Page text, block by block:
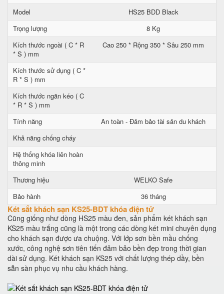
Model
HS25 BDD Black
Trọng lượng
8 Kg
Kích thước ngoài ( C * R
* S ) mm
Cao 250 * Rộng 350 * Sâu 250 mm
Kích thước sử dụng ( C *
R * S ) mm
Kích thước ngăn kéo ( C
* R * S ) mm
Tính năng
An toàn - Đảm bảo tài sản du khách
Khả năng chống cháy
Hệ thống khóa liên hoàn
thông minh
Thương hiệu
WELKO Safe
Bảo hành
36 tháng
Két sắt khách sạn KS25-BDT khóa điện tử
Cũng giống như dòng HS25 màu đen, sản phẩm két khách sạn
KS25 màu trắng cũng là một trong các dòng két mini chuyên dụng
cho khách sạn được ưa chuộng. Với lớp sơn bền mầu chống
xước, công nghệ sơn tiên tiến đảm bảo bền đẹp trong thời gian
dài sử dụng. Két khách sạn KS25 với chất lượng thép dầy, bền
sẵn sàn phục vụ nhu cầu khách hàng.